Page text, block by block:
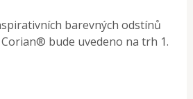
barevných odstínů
bude uvedeno na trh 1.